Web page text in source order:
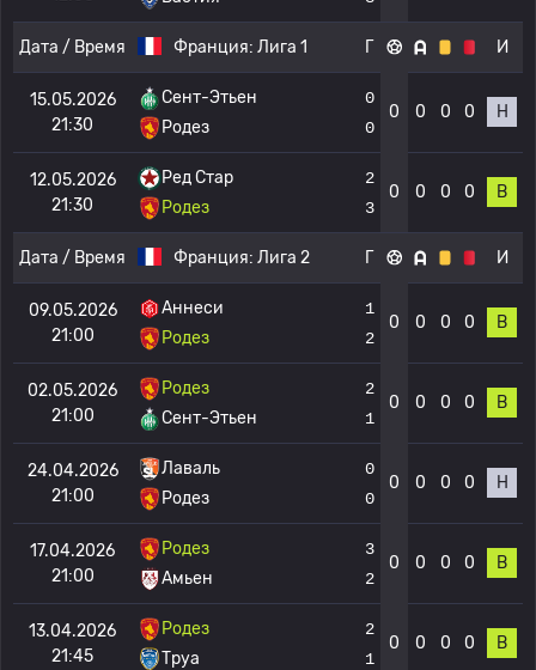
Дата / Время Франция: Лига 1 Г И
15.05.2026
21:30
Сент-Этьен
Родез
0
0
0 0 0 0 Н
12.05.2026
21:30
Ред Стар
Родез
2
3
0 0 0 0 В
Дата / Время Франция: Лига 2 Г И
09.05.2026
21:00
Аннеси
Родез
1
2
0 0 0 0 В
02.05.2026
21:00
Родез
Сент-Этьен
2
1
0 0 0 0 В
24.04.2026
21:00
Лаваль
Родез
0
0
0 0 0 0 Н
17.04.2026
21:00
Родез
Амьен
3
2
0 0 0 0 В
13.04.2026
21:45
Родез
Труа
2
1
0 0 0 0 В